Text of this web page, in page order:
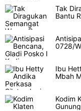
Tak
Bantu
0728/
Ibu
Mbah
Kodim